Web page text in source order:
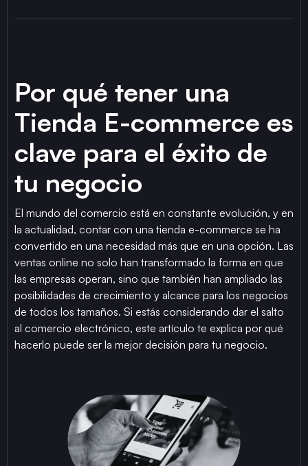
Por qué tener una
Tienda E-commerce es
clave para el éxito de
tu negocio
El mundo del comercio está en constante evolución, y en
la actualidad, contar con una tienda e-commerce se ha
convertido en una necesidad más que en una opción. Las
ventas online no solo han transformado la forma en que
las empresas operan, sino que también han ampliado las
posibilidades de crecimiento y alcance para los negocios
de todos los tamaños. Si estás considerando dar el salto
al comercio electrónico, este artículo te explica por qué
hacerlo puede ser la mejor decisión para tu negocio.